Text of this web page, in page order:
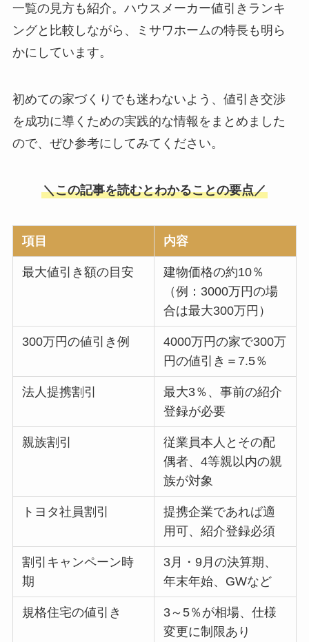
一覧の見方も紹介。ハウスメーカー値引きランキ
ングと比較しながら、ミサワホームの特長も明ら
かにしています。
初めての家づくりでも迷わないよう、値引き交渉
を成功に導くための実践的な情報をまとめました
ので、ぜひ参考にしてみてください。
＼この記事を読むとわかることの要点／
項目 内容
最大値引き額の目安
建物価格の約10％
（例：3000万円の場
合は最大300万円）
300万円の値引き例
4000万円の家で300万
円の値引き＝7.5％
法人提携割引
最大3％、事前の紹介
登録が必要
親族割引
従業員本人とその配
偶者、4等親以内の親
族が対象
トヨタ社員割引
提携企業であれば適
用可、紹介登録必須
割引キャンペーン時
期
3月・9月の決算期、
年末年始、GWなど
規格住宅の値引き
3～5％が相場、仕様
変更に制限あり